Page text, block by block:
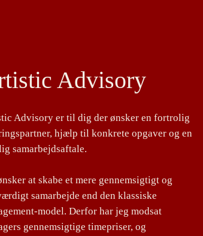
Advisory
Advisory er til dig der ønsker en fortrolig
hjælp til konkrete opgaver og en
samarbejdsaftale.
at skabe et mere gennemsigtigt og
samarbejde end den klassiske
model. Derfor har jeg modsat
gennemsigtige timepriser, og